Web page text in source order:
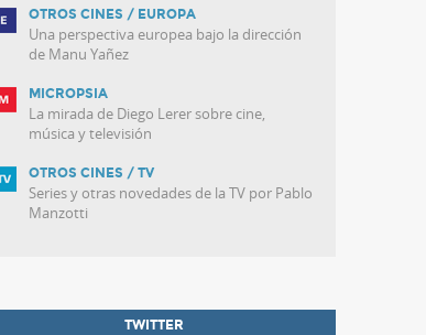
OTROS CINES / EUROPA
Una perspectiva europea bajo la dirección
de Manu Yañez
MICROPSIA
La mirada de Diego Lerer sobre cine,
música y televisión
OTROS CINES / TV
Series y otras novedades de la TV por Pablo
Manzotti
TWITTER